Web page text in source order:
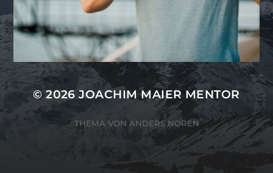
© 2026JOACHIM MAIER MENTOR
THEMA VON ANDERS NORÉN